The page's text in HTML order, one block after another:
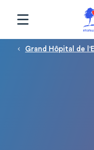
Fil d'Ariane
Grand Hôpital de
Panneau de gestion